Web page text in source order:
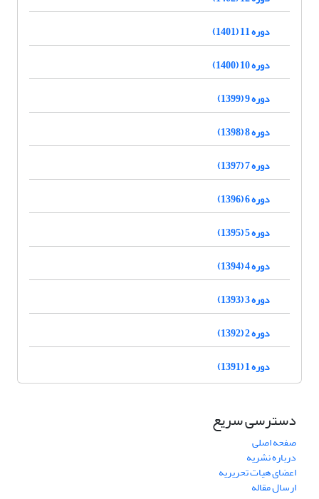
دوره 11 (1401)
دوره 10 (1400)
دوره 9 (1399)
دوره 8 (1398)
دوره 7 (1397)
دوره 6 (1396)
دوره 5 (1395)
دوره 4 (1394)
دوره 3 (1393)
دوره 2 (1392)
دوره 1 (1391)
دسترسی سریع
صفحه اصلی
درباره نشریه
اعضای هیات تحریریه
ارسال مقاله